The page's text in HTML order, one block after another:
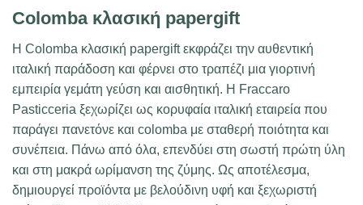
Colomba κλασική papergift
Η Colomba κλασική papergift εκφράζει την αυθεντική
ιταλική παράδοση και φέρνει στο τραπέζι μια γιορτινή
εμπειρία γεμάτη γεύση και αισθητική. Η Fraccaro
Pasticceria ξεχωρίζει ως κορυφαία ιταλική εταιρεία που
παράγει πανετόνε και colomba με σταθερή ποιότητα και
συνέπεια. Πάνω από όλα, επενδύει στη σωστή πρώτη ύλη
και στη μακρά ωρίμανση της ζύμης. Ως αποτέλεσμα,
δημιουργεί προϊόντα με βελούδινη υφή και ξεχωριστή